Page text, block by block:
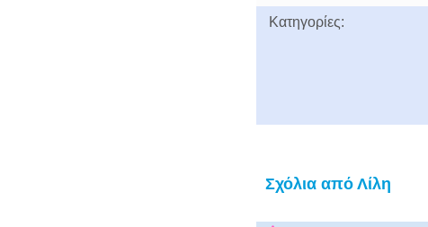
Κατηγορίες:
Σχόλια από Λίλη